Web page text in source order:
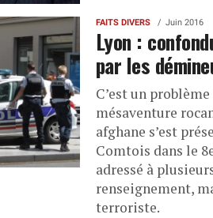
FAITS DIVERS Juin 2016
Lyon :
par les
C’est un
mésaventure
afghane s’est
Comtois dans le
adressé à
renseignement,
terroriste.